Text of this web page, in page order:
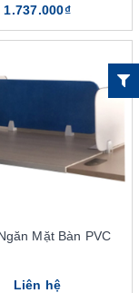
gian sự cá
với vách ngăn
nghi tốt hơn
dễ chịu hơn
1.737.000₫
Mặt Bàn PVC
Liên hệ